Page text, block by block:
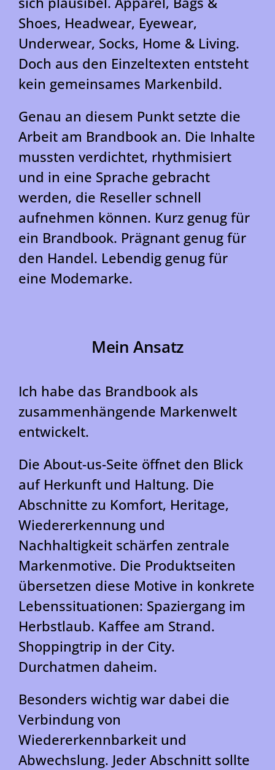
Shoes, Headwear, Eyewear,
Underwear, Socks, Home & Living.
Doch aus den Einzeltexten entsteht
kein gemeinsames Markenbild.
Genau an diesem Punkt setzte die
Arbeit am Brandbook an. Die Inhalte
mussten verdichtet, rhythmisiert
und in eine Sprache gebracht
werden, die Reseller schnell
aufnehmen können. Kurz genug für
ein Brandbook. Prägnant genug für
den Handel. Lebendig genug für
eine Modemarke.
Mein Ansatz
Ich habe das Brandbook als
zusammenhängende Markenwelt
entwickelt.
Die About-us-Seite öffnet den Blick
auf Herkunft und Haltung. Die
Abschnitte zu Komfort, Heritage,
Wiedererkennung und
Nachhaltigkeit schärfen zentrale
Markenmotive. Die Produktseiten
übersetzen diese Motive in konkrete
Lebenssituationen: Spaziergang im
Herbstlaub. Kaffee am Strand.
Shoppingtrip in der City.
Durchatmen daheim.
Besonders wichtig war dabei die
Verbindung von
Wiedererkennbarkeit und
Abwechslung. Jeder Abschnitt sollte